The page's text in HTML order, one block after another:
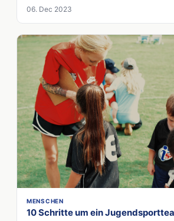
06. Dec 2023
MENSCHEN
10 Schritte um ein